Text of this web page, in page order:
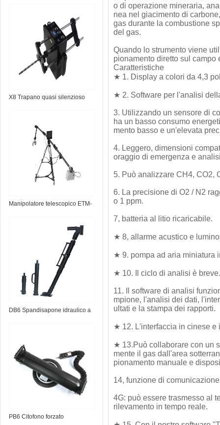
X8 Trapano quasi silenzioso
Manipolatore telescopico ETM-
DB6 Spandisapone idraulico a
PB6 Citofono forzato
o di operazione mineraria,
nea nel giacimento di
gas durante la combustione
del gas.
Quando lo strumento viene
pionamento diretto sul
Caratteristiche
★ 1. Display a colori da 4,3
★ 2. Software per l'analisi
3. Utilizzando un sensore di
ha un basso consumo
mento basso e un'elevata
4. Leggero, dimensioni
oraggio di emergenza e
5. Può analizzare CH4, CO2,
6. La precisione di O2 / N2
o 1 ppm.
7, batteria al litio ricaricabile.
★ 8, allarme acustico e
★ 9. pompa ad aria miniatura
★ 10. Il ciclo di analisi è breve.
11. Il software di analisi
mpione, l'analisi dei dati,
ultati e la stampa dei rapporti.
★ 12. L'interfaccia in cinese e
★ 13.Può collaborare con un
mente il gas dall'area
pionamento manuale e
14, funzione di
4G: può essere trasmesso al
rilevamento in tempo reale.